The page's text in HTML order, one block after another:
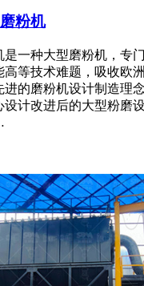
粉机
是一种大型磨粉机，专
高等技术难题，吸收欧
进的磨粉机设计制造理
设计改进后的大型粉磨